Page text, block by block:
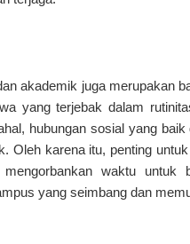
akademik juga merupakan
yang terjebak dalam
hubungan sosial yang
Oleh karena itu, penting
waktu untuk
yang seimbang dan